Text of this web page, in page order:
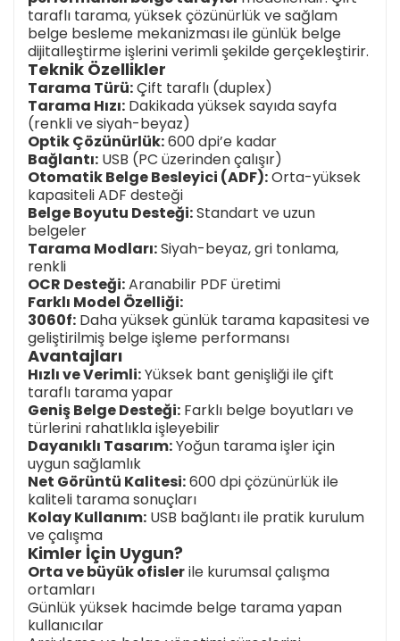
taraflı tarama, yüksek çözünürlük ve sağlam
belge besleme mekanizması ile günlük belge
dijitalleştirme işlerini verimli şekilde gerçekleştirir.
Teknik Özellikler
Tarama Türü:Çift taraflı (duplex)
Tarama Hızı: Dakikada yüksek sayıda sayfa
(renkli ve siyah-beyaz)
Optik Çözünürlük:600 dpi’e kadar
Bağlantı: USB (PC üzerinden çalışır)
Otomatik Belge Besleyici (ADF):Orta-yüksek
kapasiteli ADF desteği
Belge Boyutu Desteği:Standart ve uzun
belgeler
Tarama Modları:Siyah-beyaz, gri tonlama,
renkli
OCR Desteği:Aranabilir PDF üretimi
Farklı Model Özelliği:
3060f: Daha yüksek günlük tarama kapasitesi ve
geliştirilmiş belge işleme performansı
Avantajları
Hızlı ve Verimli:Yüksek bant genişliği ile çift
taraflı tarama yapar
Geniş Belge Desteği: Farklı belge boyutları ve
türlerini rahatlıkla işleyebilir
Dayanıklı Tasarım:Yoğun tarama işler için
uygun sağlamlık
Net Görüntü Kalitesi:600 dpi çözünürlük ile
kaliteli tarama sonuçları
Kolay Kullanım: USB bağlantı ile pratik kurulum
ve çalışma
Kimler İçin Uygun?
Orta ve büyük ofislerile kurumsal çalışma
ortamları
Günlük yüksek hacimde belge tarama yapan
kullanıcılar